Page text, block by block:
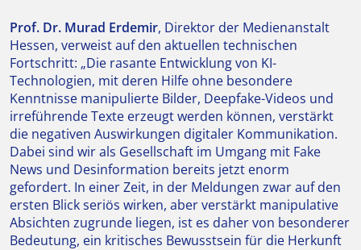
Prof. Dr. Murad Erdemir, Direktor der Medienanstalt
Hessen, verweist auf den aktuellen technischen
Fortschritt: „Die rasante Entwicklung von KI-
Technologien, mit deren Hilfe ohne besondere
Kenntnisse manipulierte Bilder, Deepfake-Videos und
irreführende Texte erzeugt werden können, verstärkt
die negativen Auswirkungen digitaler Kommunikation.
Dabei sind wir als Gesellschaft im Umgang mit Fake
News und Desinformation bereits jetzt enorm
gefordert. In einer Zeit, in der Meldungen zwar auf den
ersten Blick seriös wirken, aber verstärkt manipulative
Absichten zugrunde liegen, ist es daher von besonderer
Bedeutung, ein kritisches Bewusstsein für die Herkunft